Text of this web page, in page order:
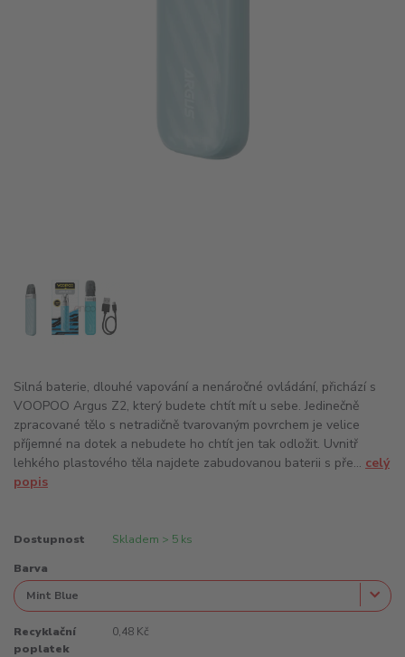
Silná baterie, dlouhé vapování a nenáročné ovládání, přichází s
VOOPOO Argus Z2, který budete chtít mít u sebe. Jedinečně
zpracované tělo s netradičně tvarovaným povrchem je velice
příjemné na dotek a nebudete ho chtít jen tak odložit. Uvnitř
lehkého plastového těla najdete zabudovanou baterii s pře... celý
popis
Dostupnost Skladem > 5 ks
Barva
Recyklační
poplatek
0,48 Kč